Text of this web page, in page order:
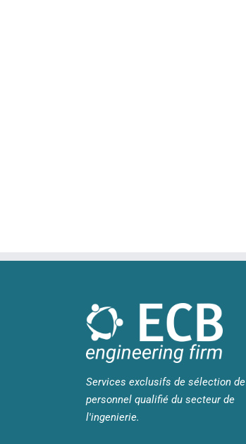
Services exclusifs de sélection de
personnel qualifié du secteur de
l'ingenierie.